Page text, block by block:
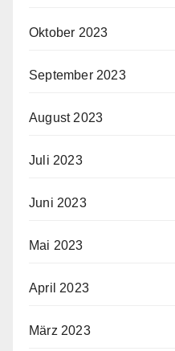
Oktober 2023
September 2023
August 2023
Juli 2023
Juni 2023
Mai 2023
April 2023
März 2023